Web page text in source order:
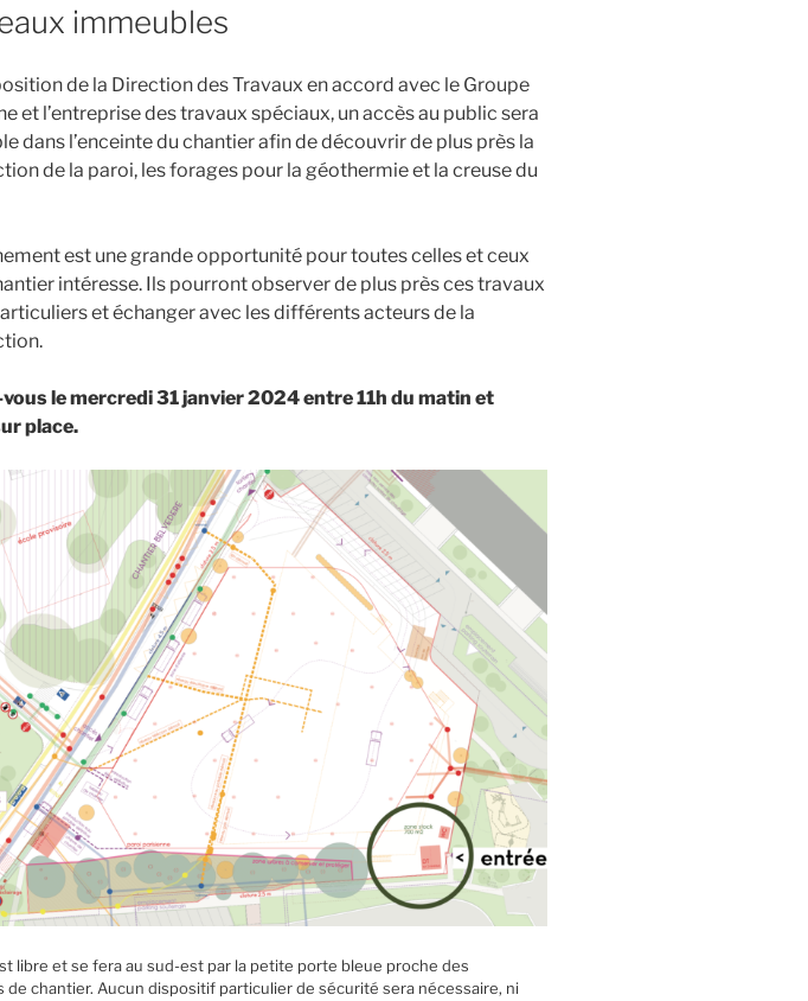
immeubles
de la Direction des Travaux en accord avec le Groupe
et l’entreprise des travaux spéciaux, un accès au public sera
dans l’enceinte du chantier afin de découvrir de plus près la
de la paroi, les forages pour la géothermie et la creuse du
est une grande opportunité pour toutes celles et ceux
intéresse. Ils pourront observer de plus près ces travaux
et échanger avec les différents acteurs de la
le mercredi 31 janvier 2024 entre 11h du matin et
place.
libre et se fera au sud-est par la petite porte bleue proche des
de chantier. Aucun dispositif particulier de sécurité sera nécessaire, ni